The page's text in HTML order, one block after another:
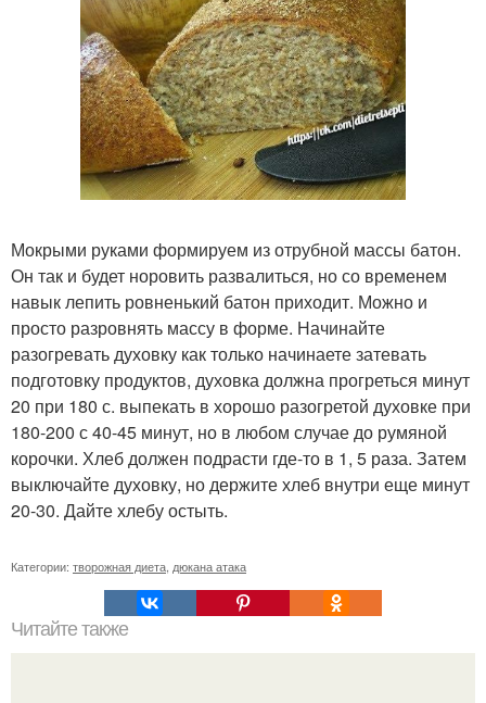
Мокрыми руками формируем из отрубной массы батон.
Он так и будет норовить развалиться, но со временем
навык лепить ровненький батон приходит. Можно и
просто разровнять массу в форме. Начинайте
разогревать духовку как только начинаете затевать
подготовку продуктов, духовка должна прогреться минут
20 при 180 с. выпекать в хорошо разогретой духовке при
180-200 с 40-45 минут, но в любом случае до румяной
корочки. Хлеб должен подрасти где-то в 1, 5 раза. Затем
выключайте духовку, но держите хлеб внутри еще минут
20-30. Дайте хлебу остыть.
Категории: творожная диета дюкана атака
Читайте также